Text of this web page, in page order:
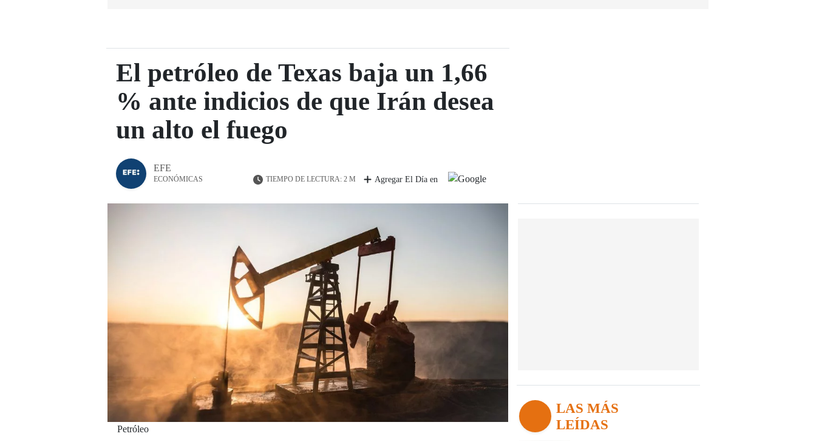
El petróleo de Texas baja un 1,66
% ante indicios de que Irán desea
un alto el fuego
EFE
ECONÓMICAS TIEMPO DE LECTURA: 2 M Agregar El Día en
Petróleo
LAS MÁS
LEÍDAS